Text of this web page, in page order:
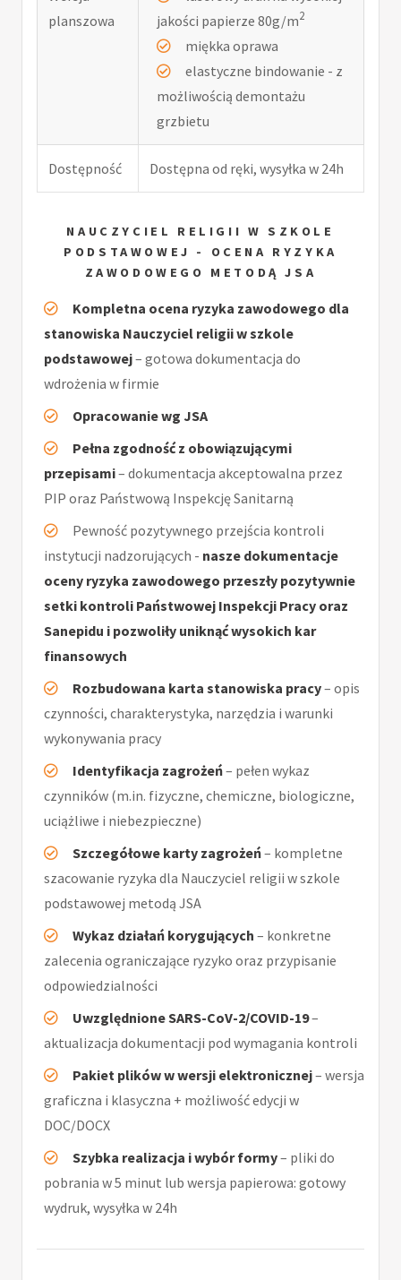
planszowa
jakości papierze 80g/m2
miękka oprawa
elastyczne bindowanie - z
możliwością demontażu
grzbietu
Dostępność Dostępna od ręki, wysyłka w 24h
NAUCZYCIEL RELIGII W SZKOLE
PODSTAWOWEJ - OCENA RYZYKA
ZAWODOWEGO METODĄ JSA
Kompletna ocena ryzyka zawodowego dla
stanowiska Nauczyciel religii w szkole
podstawowej– gotowa dokumentacja do
wdrożenia w firmie
Opracowanie wg JSA
Pełna zgodność z obowiązującymi
przepisami– dokumentacja akceptowalna przez
PIP oraz Państwową Inspekcję Sanitarną
Pewność pozytywnego przejścia kontroli
instytucji nadzorujących - nasze dokumentacje
oceny ryzyka zawodowego przeszły pozytywnie
setki kontroli Państwowej Inspekcji Pracy oraz
Sanepidu i pozwoliły uniknąć wysokich kar
finansowych
Rozbudowana karta stanowiska pracy– opis
czynności, charakterystyka, narzędzia i warunki
wykonywania pracy
Identyfikacja zagrożeń– pełen wykaz
czynników (m.in. fizyczne, chemiczne, biologiczne,
uciążliwe i niebezpieczne)
Szczegółowe karty zagrożeń– kompletne
szacowanie ryzyka dla Nauczyciel religii w szkole
podstawowej metodą JSA
Wykaz działań korygujących – konkretne
zalecenia ograniczające ryzyko oraz przypisanie
odpowiedzialności
Uwzględnione SARS-CoV-2/COVID-19–
aktualizacja dokumentacji pod wymagania kontroli
Pakiet plików w wersji elektronicznej– wersja
graficzna i klasyczna + możliwość edycji w
DOC/DOCX
Szybka realizacja i wybór formy– pliki do
pobrania w 5 minut lub wersja papierowa: gotowy
wydruk, wysyłka w 24h